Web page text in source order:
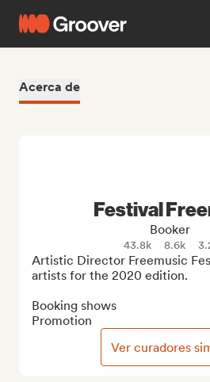
Acerca de
Festival
Booker
43.8k 8.6k
Artistic Director Freemusic
artists for the 2020 edition.
Booking shows
Promotion
Ver curadores